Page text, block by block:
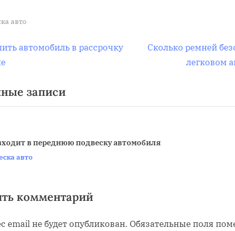
авто
автомобиль в рассрочку
С
у
и
Сколько ремней
легковом
записи
в переднюю подвеску автомобиля
авто
комментарий
email не будет опубликован. Обязательные поля